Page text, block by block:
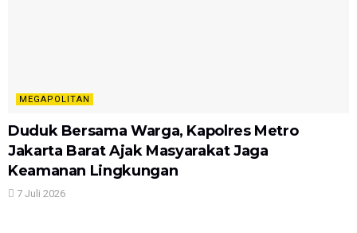
MEGAPOLITAN
Duduk Bersama Warga, Kapolres Metro
Jakarta Barat Ajak Masyarakat Jaga
Keamanan Lingkungan
7 Juli 2026